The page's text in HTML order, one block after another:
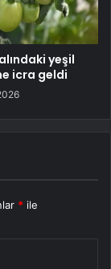
yeşil
icra geldi
* ile